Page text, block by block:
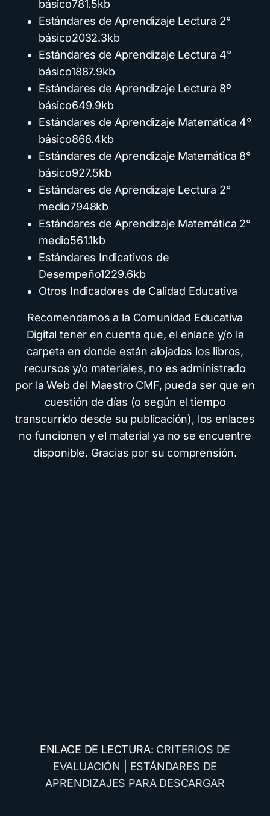
básico781.5kb
Estándares de Aprendizaje Lectura 2°
básico2032.3kb
Estándares de Aprendizaje Lectura 4°
básico1887.9kb
Estándares de Aprendizaje Lectura 8º
básico649.9kb
Estándares de Aprendizaje Matemática 4°
básico868.4kb
Estándares de Aprendizaje Matemática 8°
básico927.5kb
Estándares de Aprendizaje Lectura 2°
medio7948kb
Estándares de Aprendizaje Matemática 2°
medio561.1kb
Estándares Indicativos de
Desempeño1229.6kb
Otros Indicadores de Calidad Educativa
Recomendamos a la Comunidad Educativa
Digital tener en cuenta que, el enlace y/o la
carpeta en donde están alojados los libros,
recursos y/o materiales, no es administrado
por la Web del Maestro CMF, pueda ser que en
cuestión de días (o según el tiempo
transcurrido desde su publicación), los enlaces
no funcionen y el material ya no se encuentre
disponible. Gracias por su comprensión.
ENLACE DE LECTURA: CRITERIOS DE
EVALUACIÓN
ESTÁNDARES DE
APRENDIZAJES PARA DESCARGAR